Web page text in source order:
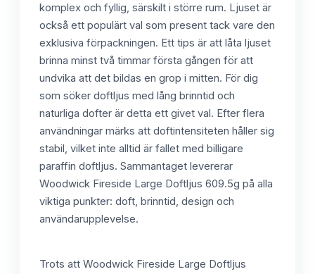
komplex och fyllig, särskilt i större rum. Ljuset är
också ett populärt val som present tack vare den
exklusiva förpackningen. Ett tips är att låta ljuset
brinna minst två timmar första gången för att
undvika att det bildas en grop i mitten. För dig
som söker doftljus med lång brinntid och
naturliga dofter är detta ett givet val. Efter flera
användningar märks att doftintensiteten håller sig
stabil, vilket inte alltid är fallet med billigare
paraffin doftljus. Sammantaget levererar
Woodwick Fireside Large Doftljus 609.5g på alla
viktiga punkter: doft, brinntid, design och
användarupplevelse.
Trots att Woodwick Fireside Large Doftljus